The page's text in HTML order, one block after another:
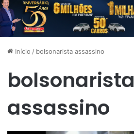
Início / bolsonarista assassino
bolsonarista
assassino